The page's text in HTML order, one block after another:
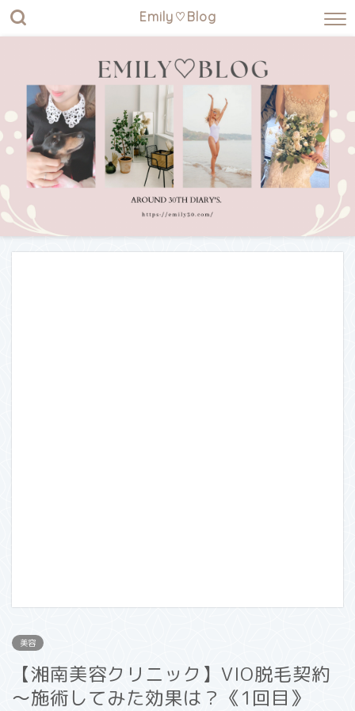
Emily♡Blog
美容
【湘南美容クリニック】VIO脱毛契約
～施術してみた効果は？《1回目》